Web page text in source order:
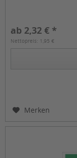
ab 2,32 € *
Nettopreis: 1,95 €
Merken